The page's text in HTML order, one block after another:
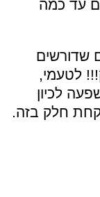
עד כמה
שדורשים
לטעמי,
לכיון
חלק בזה.